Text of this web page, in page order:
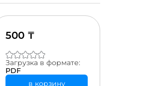
500 ₸
Загрузка в формате:
PDF
в корзину